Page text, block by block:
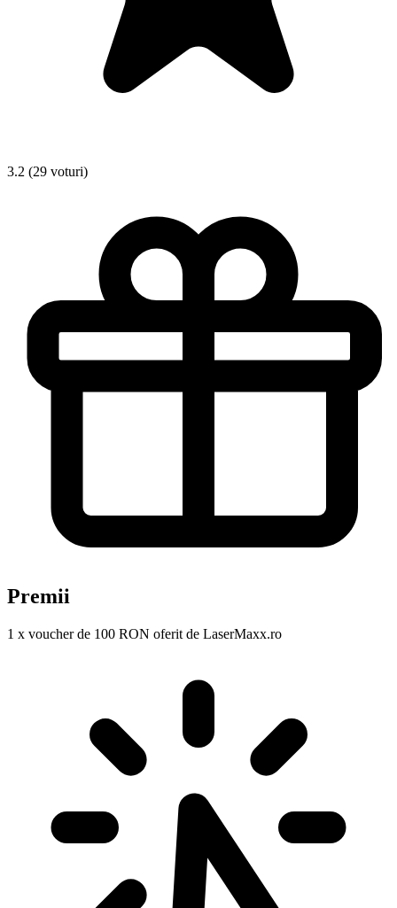
3.2 (29 voturi)
Premii
1 x voucher de 100 RON oferit de LaserMaxx.ro